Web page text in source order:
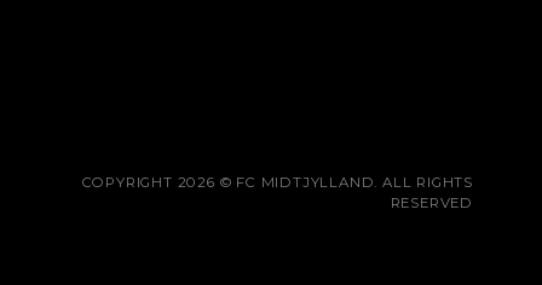
COPYRIGHT 2026 © FC MIDTJYLLAND. ALL RIGHTS
RESERVED